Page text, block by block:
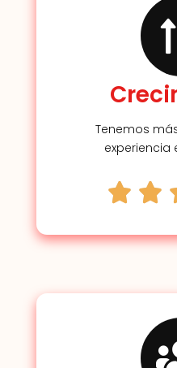
Tenemos
experiencia
 